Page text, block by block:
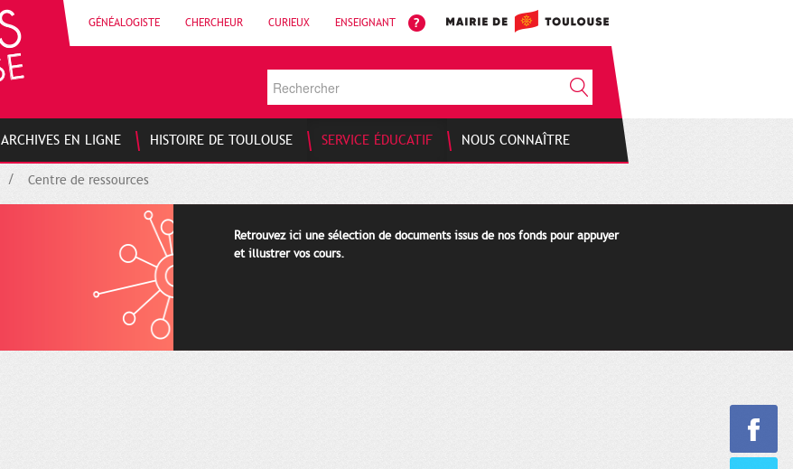
GÉNÉALOGISTE CHERCHEUR CURIEUX ENSEIGNANT
ARCHIVES EN LIGNE HISTOIRE DE TOULOUSE SERVICE ÉDUCATIF NOUS CONNAÎTRE
Centre de ressources
Retrouvez ici une sélection de documents issus de nos fonds pour appuyer
et illustrer vos cours.